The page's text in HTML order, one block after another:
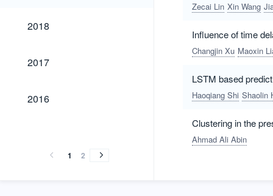
2018
2018
2017
2017
2016
2016
1 2
Zecai Lin Xin Wang
Influence of time
Changjin Xu Maoxin
LSTM based
Haoqiang Shi Shaolin
Clustering in the
Ahmad Ali Abin